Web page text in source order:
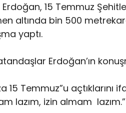
15 Temmuz
altında bin 500
yaptı.
Erdoğan’ın
15 Temmuz”u
lazım, izin almam